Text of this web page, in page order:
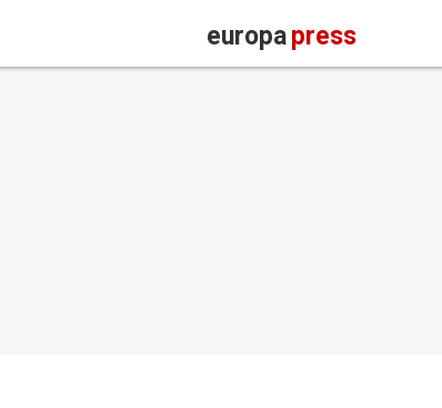
europapress